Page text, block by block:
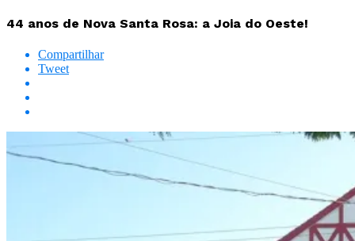
44 anos de Nova Santa Rosa: a Joia do Oeste!
Compartilhar
Tweet